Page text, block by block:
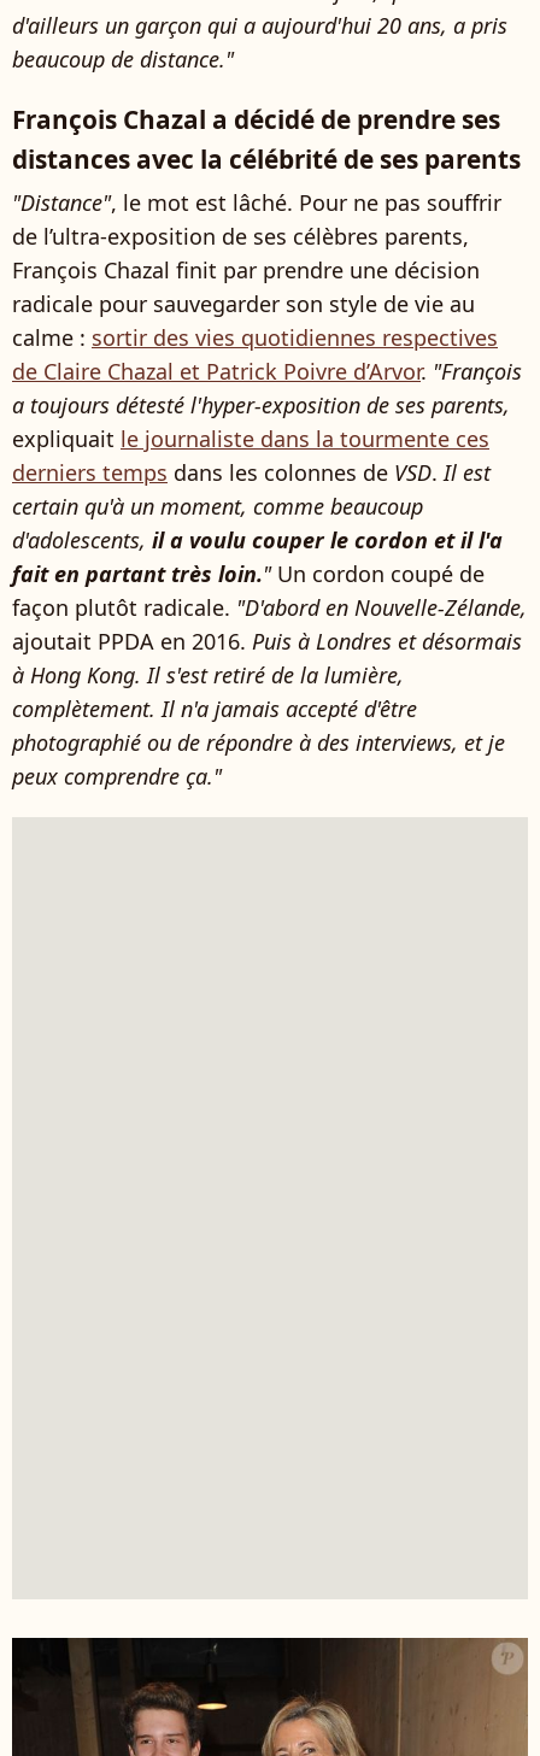
d'ailleurs un garçon qui a aujourd'hui 20 ans, a pris
beaucoup de distance."
François Chazal a décidé de prendre ses
distances avec la célébrité de ses parents
"Distance", le mot est lâché. Pour ne pas souffrir
de l’ultra-exposition de ses célèbres parents,
François Chazal finit par prendre une décision
radicale pour sauvegarder son style de vie au
calme : sortir des vies quotidiennes respectives
de Claire Chazal et Patrick Poivre d’Arvor. "François
a toujours détesté l'hyper-exposition de ses parents,
expliquait le journaliste dans la tourmente ces
derniers temps dans les colonnes de VSD.Il est
certain qu'à un moment, comme beaucoup
d'adolescents, il a voulu couper le cordon et il l'a
fait en partant très loin."Un cordon coupé de
façon plutôt radicale. "D'abord en Nouvelle-Zélande,
ajoutait PPDA en 2016. Puis à Londres et désormais
à Hong Kong. Il s'est retiré de la lumière,
complètement. Il n'a jamais accepté d'être
photographié ou de répondre à des interviews, et je
peux comprendre ça."